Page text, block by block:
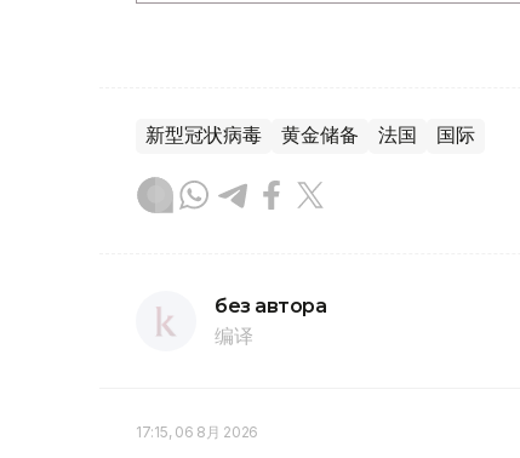
新型冠状病毒 黄金储备 法国 国际
без автора
编译
17:15, 06 8月 2026